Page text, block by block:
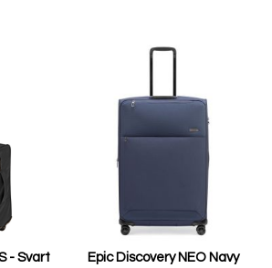
- Svart
Epic Discovery NEO Navy